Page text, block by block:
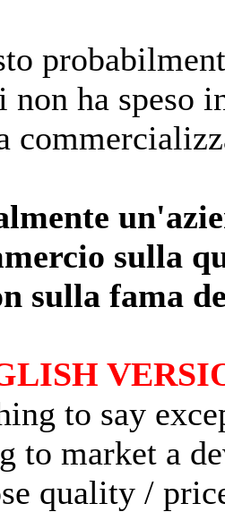
ha speso
sulla
sulla fama
to say
to market a
quality /